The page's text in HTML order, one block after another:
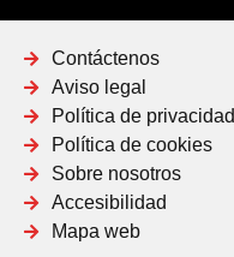
Contáctenos
Aviso legal
Política de privacidad
Política de cookies
Sobre nosotros
Accesibilidad
Mapa web